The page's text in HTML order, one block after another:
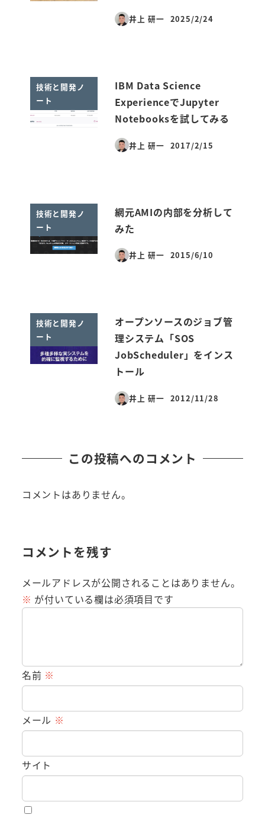
井上 研一
投稿日
2025/2/24
技術と開発ノ
ート
IBM Data Science
ExperienceでJupyter
Notebooksを試してみる
井上 研一
投稿日
2017/2/15
技術と開発ノ
ート
網元AMIの内部を分析して
みた
井上 研一
投稿日
2015/6/10
技術と開発ノ
ート
オープンソースのジョブ管
理システム「SOS
JobScheduler」をインス
トール
井上 研一
投稿日
2012/11/28
この投稿へのコメント
コメントはありません。
コメントを残す
メールアドレスが公開されることはありません。
※ が付いている欄は必須項目です
名前 ※
メール ※
サイト